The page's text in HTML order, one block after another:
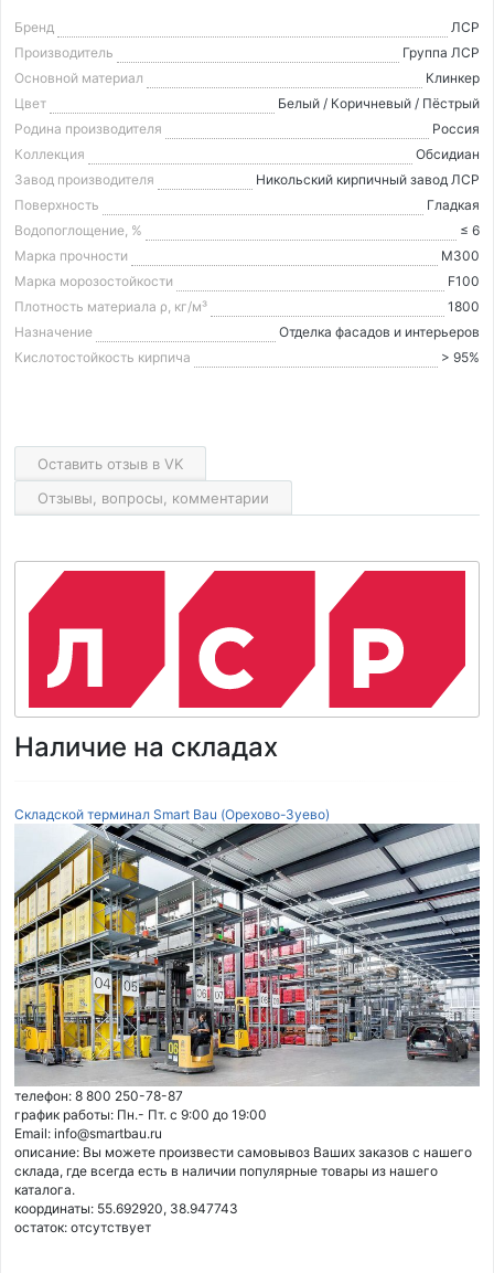
Бренд
ЛСР
Производитель
Группа ЛСР
Основной материал
Клинкер
Цвет
Белый / Коричневый / Пёстрый
Родина производителя
Россия
Коллекция
Обсидиан
Завод производителя
Никольский кирпичный завод ЛСР
Поверхность
Гладкая
Водопоглощение, %
≤ 6
Марка прочности
М300
Марка морозостойкости
F100
Плотность материала ρ, кг/м³
1800
Назначение
Отделка фасадов и интерьеров
Кислотостойкость кирпича
> 95%
Оставить отзыв в VK
Отзывы, вопросы, комментарии
Наличие на складах
Складской терминал Smart Bau (Орехово-Зуево)
телефон: 8 800 250-78-87
график работы: Пн.- Пт. с 9:00 до 19:00
Email: info@smartbau.ru
описание: Вы можете произвести самовывоз Ваших заказов с нашего
склада, где всегда есть в наличии популярные товары из нашего
каталога.
координаты: 55.692920, 38.947743
остаток: отсутствует